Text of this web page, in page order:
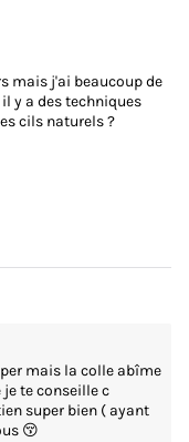
comment
mais j'ai beaucoup de
y a des techniques
cils naturels ?
mais la colle abîme
je te conseille c
super bien ( ayant
😚